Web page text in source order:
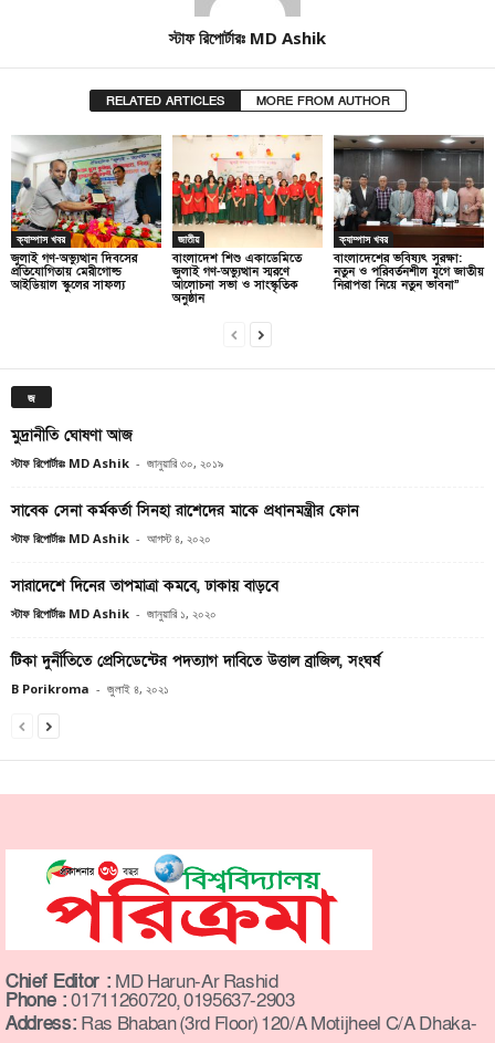
স্টাফ রিপোর্টারঃ MD Ashik
RELATED ARTICLES MORE FROM AUTHOR
ক্যাম্পাস খবর
জুলাই গণ-অভ্যুত্থান দিবসের
প্রতিযোগিতায় মেরীগোল্ড
আইডিয়াল স্কুলের সাফল্য
জাতীয়
বাংলাদেশ শিশু একাডেমিতে
জুলাই গণ-অভ্যুত্থান স্মরণে
আলোচনা সভা ও সাংস্কৃতিক
অনুষ্ঠান
ক্যাম্পাস খবর
বাংলাদেশের ভবিষ্যৎ সুরক্ষা:
নতুন ও পরিবর্তনশীল যুগে জাতীয়
নিরাপত্তা নিয়ে নতুন ভাবনা”
জ
মুদ্রানীতি ঘোষণা আজ
স্টাফ রিপোর্টারঃ MD Ashik - জানুয়ারি ৩০, ২০১৯
সাবেক সেনা কর্মকর্তা সিনহা রাশেদের মাকে প্রধানমন্ত্রীর ফোন
স্টাফ রিপোর্টারঃ MD Ashik - আগস্ট ৪, ২০২০
সারাদেশে দিনের তাপমাত্রা কমবে, ঢাকায় বাড়বে
স্টাফ রিপোর্টারঃ MD Ashik - জানুয়ারি ১, ২০২০
টিকা দুর্নীতিতে প্রেসিডেন্টের পদত্যাগ দাবিতে উত্তাল ব্রাজিল, সংঘর্ষ
B Porikroma - জুলাই ৪, ২০২১
Chief Editor : MD Harun-Ar Rashid
Phone :01711260720, 0195637-2903
Address: Ras Bhaban (3rd Floor) 120/A Motijheel C/A Dhaka-